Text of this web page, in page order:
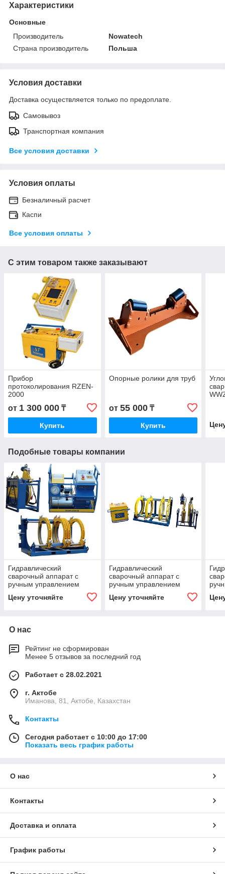
Характеристики
Основные
Производитель
Nowatech
Страна производитель
Польша
Условия доставки
Доставка осуществляется только по предоплате.
Самовывоз
Транспортная компания
Все условия доставки
Условия оплаты
Безналичный расчет
Каспи
Все условия оплаты
С этим товаром также заказывают
Прибор
протоколирования RZEN-
2000
от 1 300 000 ₸
Купить
Опорные ролики для труб
от 55 000₸
Купить
Подобные товары компании
Гидравлический
сварочный аппарат с
ручным управлением
Цену уточняйте
Гидравлический
сварочный аппарат с
ручным управлением
Цену уточняйте
О нас
Рейтинг не сформирован
Менее 5 отзывов за последний год
Работает с 28.02.2021
г. Актобе
Иманова, 81, Актобе, Казахстан
Контакты
Сегодня работает с 10:00 до 17:00
Показать весь график работы
О нас
Контакты
Доставка и оплата
График работы